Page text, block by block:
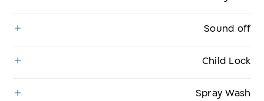
Sound off
Child Lock
Spray Wash